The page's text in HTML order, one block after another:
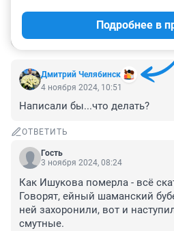
Дмитрий Челябинск
Подробнее в
4 ноября 2024, 10:51
Написали бы...что делать?
ОТВЕТИТЬ
Гость
3 ноября 2024, 08:24
Как Ишукова померла - всё
Говорят, ейный шаманский
ней захоронили, вот и
смутные.